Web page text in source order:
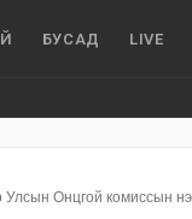
БУСАД LIVE